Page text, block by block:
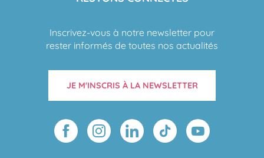
Inscrivez-vous à notre newsletter pour
rester informés de toutes nos actualités
JE M'INSCRIS À LA NEWSLETTER